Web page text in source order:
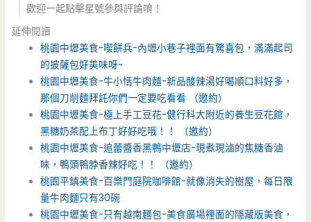
歡迎一起點擊星號參與評論唷！
延伸閱讀
桃園中壢美食-喫餅兵-內壢小巷子裡面有驚喜包，滿滿起司
的披薩包好美味呀~
桃園中壢美食-牛小恬牛肉麵-新品酸辣湯好喝順口料好多，
那個刀削麵拜託你們一定要吃看看 （邀約）
桃園中壢美食-極上手工豆花-健行科大附近的養生豆花館，
黑糖奶茶配上布丁好好吃哦！！ （邀約）
桃園中壢美食-追蕾醬香黑鴨中壢店-現煮現滷的焦糖香滷
味，鴨頭鴨脖香辣好吃！！ （邀約）
桃園平鎮美食-百樂門庭院咖啡館-就像消失的樹屋，每日限
量牛肉麵只有30碗
桃園中壢美食-只有越南麵包-美食廣場裡面的隱藏版美食，